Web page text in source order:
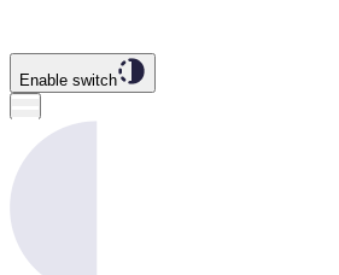
Enable switch